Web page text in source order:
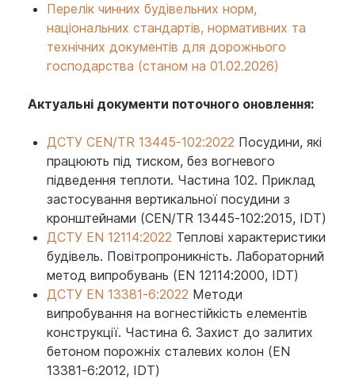
Перелік чинних будівельних норм,
національних стандартів, нормативних та
технічних документів для дорожнього
господарства (станом на 01.02.2026)
Актуальні документи поточного оновлення:
ДСТУ CEN/TR 13445-102:2022 Посудини, які
працюють під тиском, без вогневого
підведення теплоти. Частина 102. Приклад
застосування вертикальної посудини з
кронштейнами (CEN/TR 13445-102:2015, IDT)
ДСТУ EN 12114:2022 Теплові характеристики
будівель. Повітропроникність. Лабораторний
метод випробувань (EN 12114:2000, IDT)
ДСТУ EN 13381-6:2022 Методи
випробування на вогнестійкість елементів
конструкції. Частина 6. Захист до залитих
бетоном порожніх сталевих колон (EN
13381-6:2012, IDT)